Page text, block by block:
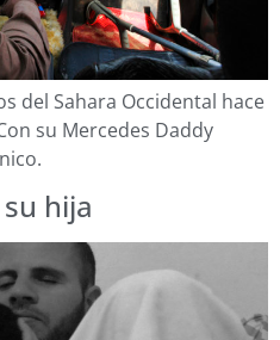
del Sahara Occidental hace
su Mercedes Daddy
hija